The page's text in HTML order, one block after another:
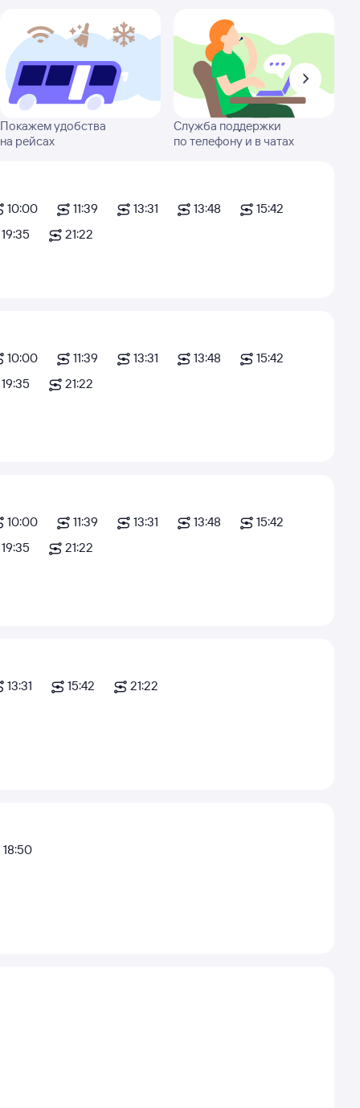
Покажем удобства
на рейсах
Служба поддержки
по телефону и в чатах
10:00 11:39 13:31 13:48
15:42
19:35 21:22
10:00 11:39 13:31 13:48
15:42
19:35 21:22
10:00 11:39 13:31 13:48
15:42
19:35 21:22
13:31 15:42 21:22
18:50